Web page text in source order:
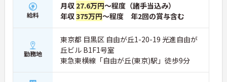
給料
月収 27.6万円～程度（諸手当込み）
年収375万円～程度 年2回の賞与含む
勤務地
東京都 目黒区 自由が丘1-20-19 光進自由が
丘ビル B1F1号室
東急東横線「自由が丘(東京)駅」徒歩9分